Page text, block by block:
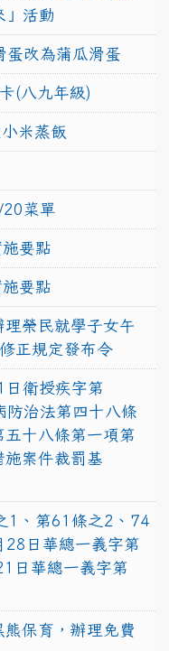
」活動
蛋改為蒲瓜滑蛋
(八九年級)
米蒸飯
菜單
要點
要點
理榮民就學子女午
正規定發布令
衛授疾字第
治法第四十八條
十八條第一項第
案件裁罰基
1、第61條之2、74
日華總一義字第
日華總一義字第
保育，辦理免費